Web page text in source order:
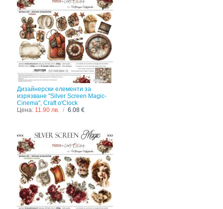
Дизайнерски елементи за
изрязване "Silver Screen Magic-
Cinema", Craft o'Clock
Цена: 11.90 лв. / 6.08 €